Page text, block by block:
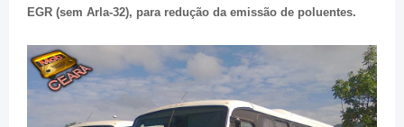
EGR (sem Arla-32), para redução da emissão de poluentes.